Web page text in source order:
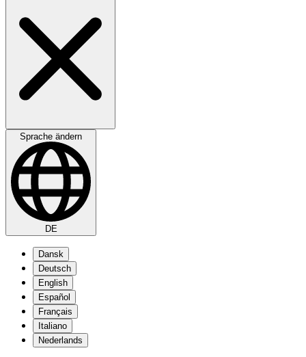
Sprache ändern
DE
Dansk
Deutsch
English
Español
Français
Italiano
Nederlands